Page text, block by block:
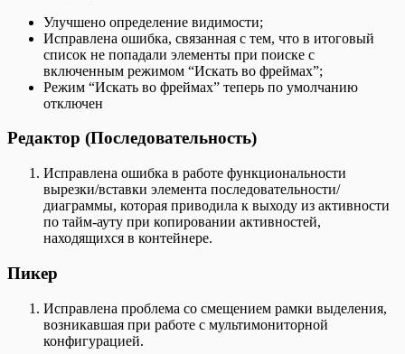
Улучшено определение видимости;
Исправлена ошибка, связанная с тем, что в итоговый
список не попадали элементы при поиске с
включенным режимом “Искать во фреймах”;
Режим “Искать во фреймах” теперь по умолчанию
отключен
Редактор (Последовательность)
Исправлена ошибка в работе функциональности
вырезки/вставки элемента последовательности/
диаграммы, которая приводила к выходу из активности
по тайм-ауту при копировании активностей,
находящихся в контейнере.
Пикер
Исправлена проблема со смещением рамки выделения,
возникавшая при работе с мультимониторной
конфигурацией.